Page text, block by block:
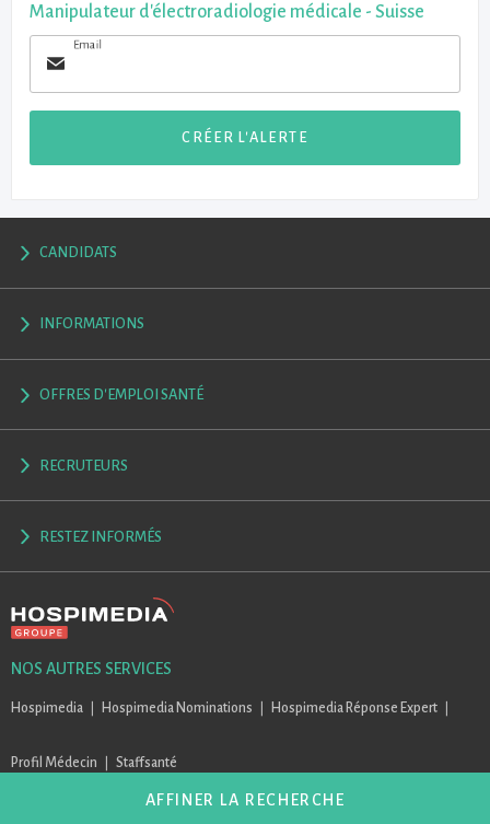
AFFINER LA RECHERCHE
Manipulateur d'électroradiologie médicale - Suisse
Email
CRÉER L'ALERTE
CANDIDATS
INFORMATIONS
OFFRES D'EMPLOI SANTÉ
RECRUTEURS
RESTEZ INFORMÉS
NOS AUTRES SERVICES
Hospimedia Hospimedia Nominations Hospimedia Réponse Expert
Profil Médecin Staffsanté